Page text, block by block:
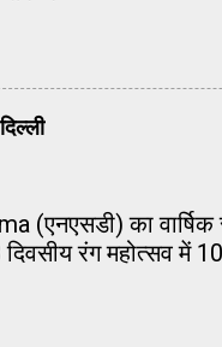
(एनएसडी) का
रंग महोत्सव में